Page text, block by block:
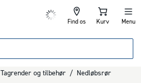
Find os Kurv Menu
Tagrender og tilbehør / Nedløbsrør